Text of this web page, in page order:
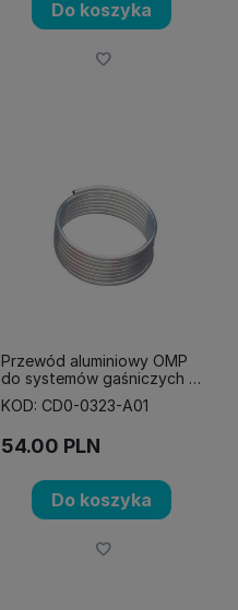
Do koszyka
Przewód aluminiowy OMP
do systemów gaśniczych –
6 mm, srebrny
KOD: CD0-0323-A01
54.00 PLN
Do koszyka